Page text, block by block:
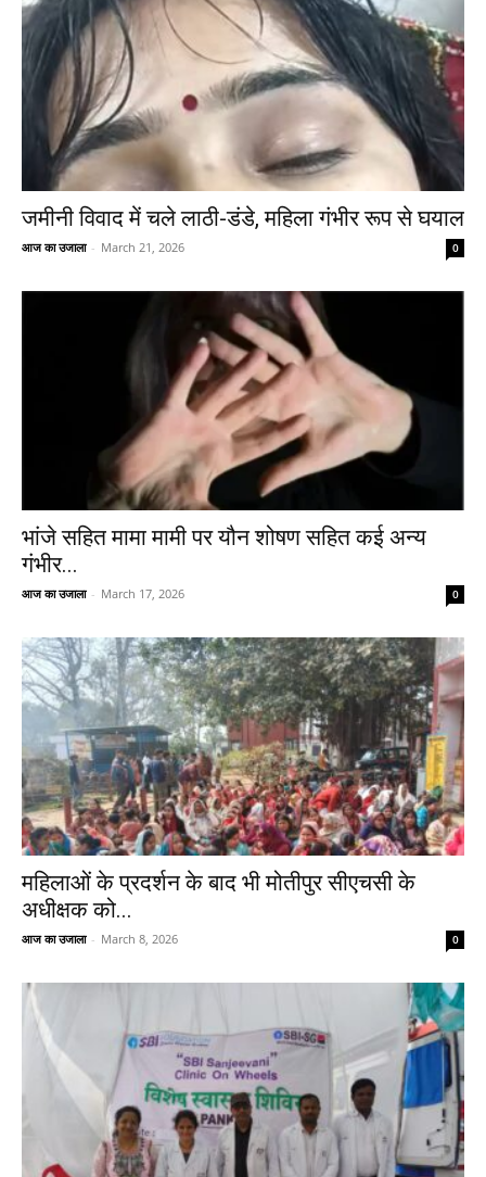
जमीनी विवाद में चले लाठी-डंडे, महिला गंभीर रूप से घयाल
आज का उजाला - March 21, 2026 0
भांजे सहित मामा मामी पर यौन शोषण सहित कई अन्य
गंभीर...
आज का उजाला - March 17, 2026 0
महिलाओं के प्रदर्शन के बाद भी मोतीपुर सीएचसी के
अधीक्षक को...
आज का उजाला - March 8, 2026 0